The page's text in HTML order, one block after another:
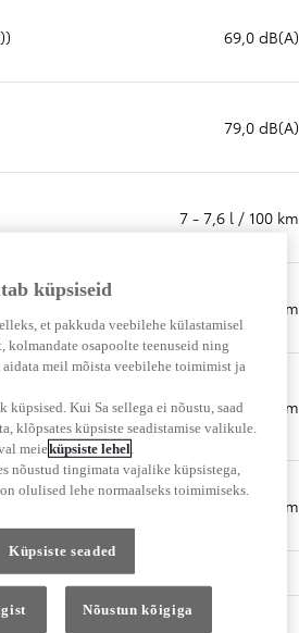
69,0 dB(A)
79,0 dB(A)
7 - 7,6 l / 100 km
183 - 200 g / km
Rohkem teavet km
kWh / 100 km
küpsiseid
et pakkuda veebilehe külastamisel
kolmandate osapoolte teenuseid ning
meil mõista veebilehe toimimist ja
küpsised. Kui Sa sellega ei nõustu, saad
klõpsates küpsiste seadistamise valikule.
meieküpsiste lehel
nõustud tingimata vajalike küpsistega,
olulised lehe normaalseks toimimiseks.
Küpsiste seaded
Nõustun kõigiga